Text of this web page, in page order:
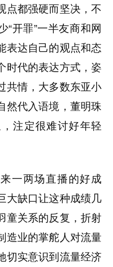
点都强硬而坚决，不
“开罪”一半友商和网
表达自己的观点和态
时代的表达方式，姿
共情，大多数东亚小
然代入语境，董明珠
注定很难讨好年轻
一两场直播的好成
大缺口让这种成绩几
童关系的反复，折射
造业的掌舵人对流量
切实意识到流量经济